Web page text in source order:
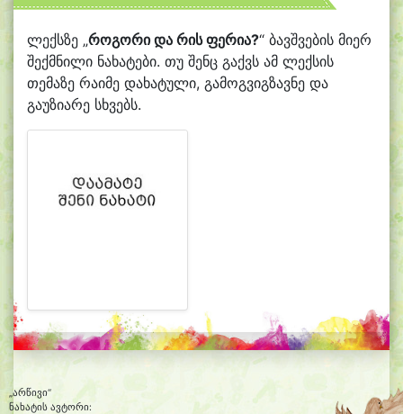
ლექსზე „როგორი და რის ფერია?“ ბავშვების მიერ
შექმნილი ნახატები. თუ შენც გაქვს ამ ლექსის
თემაზე რაიმე დახატული, გამოგვიგზავნე და
გაუზიარე სხვებს.
„არწივი“
ნახატის ავტორი: